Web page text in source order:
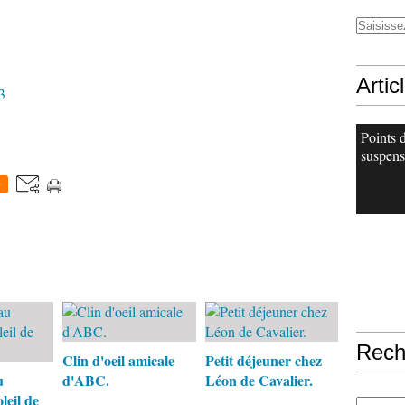
de
Clin d'oeil amicale
d'ABC.
Petit déjeuner chez
Léon de Cavalier.
Points